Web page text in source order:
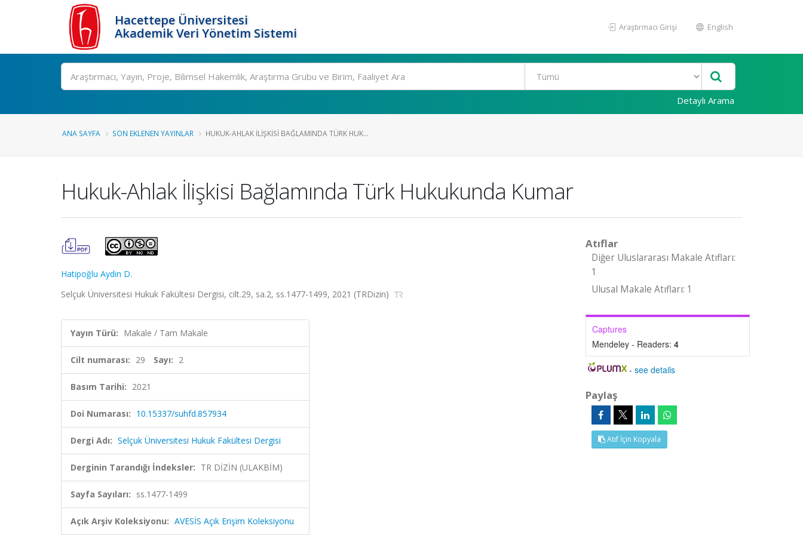
Hacettepe Üniversitesi
Akademik Veri Yönetim Sistemi
Araştırmacı Girişi English
Ara
Detaylı Arama
ANA SAYFA SON EKLENEN YAYINLAR HUKUK-AHLAK İLIŞKISI BAĞLAMINDA TÜRK HUK...
Hukuk-Ahlak İlişkisi Bağlamında Türk Hukukunda Kumar
Hatipoğlu Aydin D.
Selçuk Üniversitesi Hukuk Fakültesi Dergisi, cilt.29, sa.2, ss.1477-1499, 2021 (TRDizin)
Yayın Türü: Makale / Tam Makale
Cilt numarası: 29 Sayı: 2
Basım Tarihi: 2021
Doi Numarası: 10.15337/suhfd.857934
Dergi Adı: Selçuk Üniversitesi Hukuk Fakültesi Dergisi
Derginin Tarandığı İndeksler: TR DİZİN (ULAKBİM)
Sayfa Sayıları: ss.1477-1499
Açık Arşiv Koleksiyonu: AVESİS Açık Erişim Koleksiyonu
Atıflar
Diğer Uluslararası Makale Atıfları:
1
Ulusal Makale Atıfları: 1
Captures
Mendeley - Readers: 4
-see details
Paylaş
Atıf İçin Kopyala